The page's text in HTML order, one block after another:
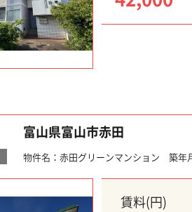
富山県富山市赤田
物件名：赤田グリーンマンション 築年
賃料(円)